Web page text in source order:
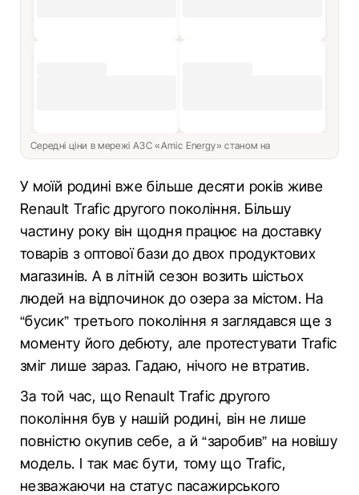
Середні ціни в мережі АЗС «Amic Energy» станом на
У моїй родині вже більше десяти років живе
Renault Trafic другого покоління. Більшу
частину року він щодня працює на доставку
товарів з оптової бази до двох продуктових
магазинів. А в літній сезон возить шістьох
людей на відпочинок до озера за містом. На
“бусик” третього покоління я заглядався ще з
моменту його дебюту, але протестувати Trafic
зміг лише зараз. Гадаю, нічого не втратив.
За той час, що Renault Trafic другого
покоління був у нашій родині, він не лише
повністю окупив себе, а й “заробив” на новішу
модель. І так має бути, тому що Trafic,
незважаючи на статус пасажирського